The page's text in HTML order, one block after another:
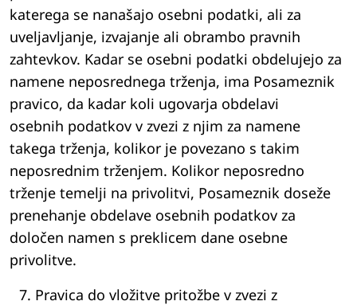
katerega se nanašajo osebni podatki, ali za
uveljavljanje, izvajanje ali obrambo pravnih
zahtevkov. Kadar se osebni podatki obdelujejo za
namene neposrednega trženja, ima Posameznik
pravico, da kadar koli ugovarja obdelavi
osebnih podatkov v zvezi z njim za namene
takega trženja, kolikor je povezano s takim
neposrednim trženjem. Kolikor neposredno
trženje temelji na privolitvi, Posameznik doseže
prenehanje obdelave osebnih podatkov za
določen namen s preklicem dane osebne
privolitve.
Pravica do vložitve pritožbe v zvezi z